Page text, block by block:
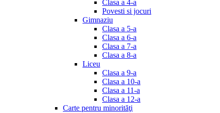
Clasa a 4-a
Povesti si jocuri
Gimnaziu
Clasa a 5-a
Clasa a 6-a
Clasa a 7-a
Clasa a 8-a
Liceu
Clasa a 9-a
Clasa a 10-a
Clasa a 11-a
Clasa a 12-a
Carte pentru minorităţi